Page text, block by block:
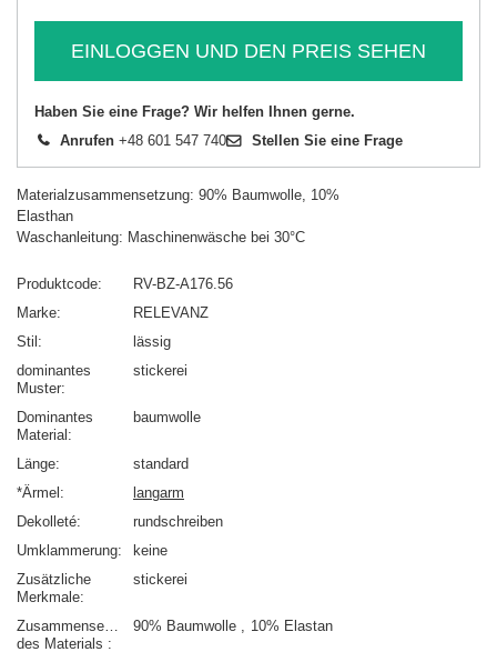
EINLOGGEN UND DEN PREIS SEHEN
Haben Sie eine Frage? Wir helfen Ihnen gerne.
Anrufen +48 601 547 740 Stellen Sie eine Frage
Materialzusammensetzung: 90% Baumwolle, 10%
Elasthan
Waschanleitung: Maschinenwäsche bei 30°C
Produktcode
RV-BZ-A176.56
Marke
RELEVANZ
Stil
lässig
dominantes
Muster
stickerei
Dominantes
Material
baumwolle
Länge
standard
*Ärmel
langarm
Dekolleté
rundschreiben
Umklammerung
keine
Zusätzliche
Merkmale
stickerei
Zusammensetzung
des Materials
90% Baumwolle 10% Elastan